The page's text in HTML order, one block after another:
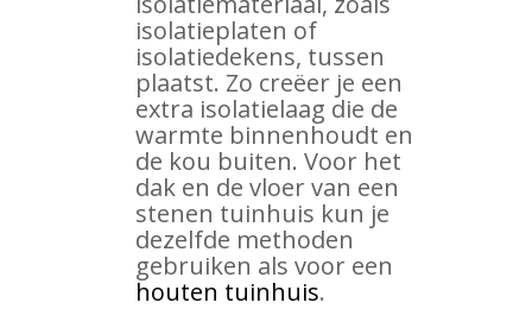
isolatieplaten of
isolatiedekens, tussen
plaatst. Zo creëer je een
extra isolatielaag die de
warmte binnenhoudt en
de kou buiten. Voor het
dak en de vloer van een
stenen tuinhuis kun je
dezelfde methoden
gebruiken als voor een
houten tuinhuis.